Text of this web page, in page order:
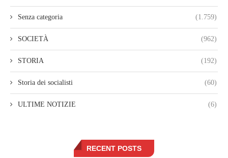
Senza categoria (1.759)
SOCIETÀ (962)
STORIA (192)
Storia dei socialisti (60)
ULTIME NOTIZIE (6)
RECENT POSTS